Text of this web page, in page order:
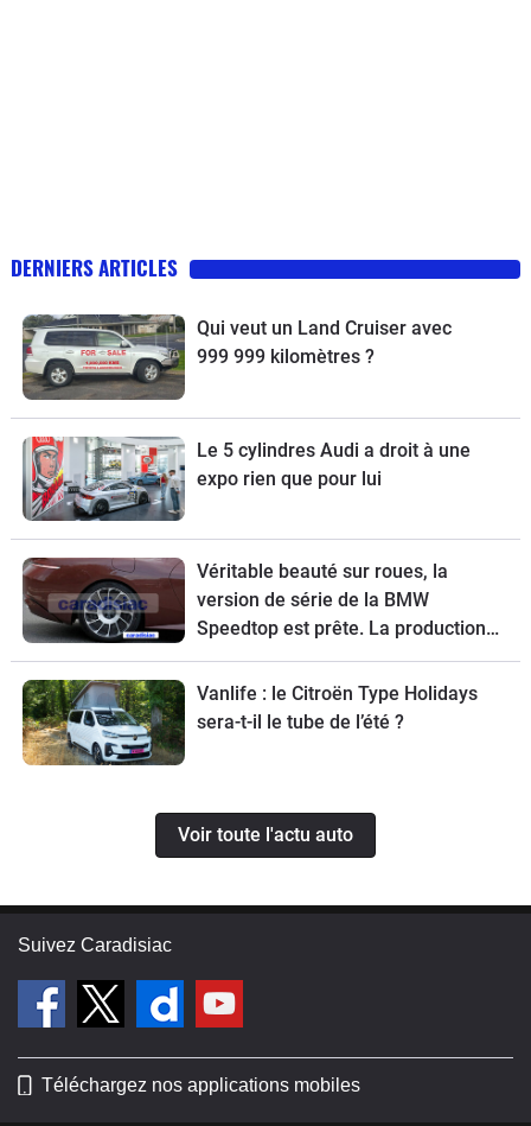
DERNIERS ARTICLES
Qui veut un Land Cruiser avec
999 999 kilomètres ?
Le 5 cylindres Audi a droit à une
expo rien que pour lui
Véritable beauté sur roues, la
version de série de la BMW
Speedtop est prête. La production
de ce break de chasse sera limitée à
70 exemplaires.
Vanlife : le Citroën Type Holidays
sera-t-il le tube de l’été ?
Voir toute l'actu auto
Suivez Caradisiac
Téléchargez nos applications mobiles